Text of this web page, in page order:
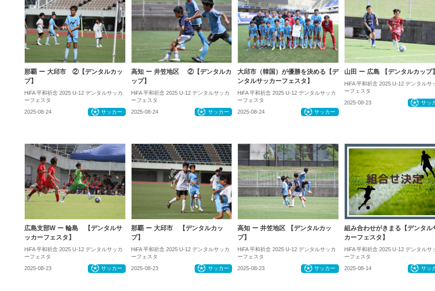
那覇 ー 大邱市 ②【デンタルカッ
プ】
HiFA 平和祈念 2025 U-12 デンタルサッカ
ーフェスタ
2025-08-24 サッカー
高知 ー 井笠地区 ②【デンタルカ
ップ】
HiFA 平和祈念 2025 U-12 デンタルサッカ
ーフェスタ
2025-08-24 サッカー
大邱市（韓国）が優勝を決める【デ
ンタルサッカーフェスタ】
HiFA 平和祈念 2025 U-12 デンタルサッカ
ーフェスタ
2025-08-24 サッカー
山田 ー 広島 【デンタルカップ
HiFA 平和祈念 2025 U-12 デンタルサ
ーフェスタ
2025-08-23 サッ
広島支部W ー 輪島 【デンタルサ
ッカーフェスタ】
HiFA 平和祈念 2025 U-12 デンタルサッカ
ーフェスタ
2025-08-23 サッカー
那覇 ー 大邱市 【デンタルカッ
プ】
HiFA 平和祈念 2025 U-12 デンタルサッカ
ーフェスタ
2025-08-23 サッカー
高知 ー 井笠地区 【デンタルカッ
プ】
HiFA 平和祈念 2025 U-12 デンタルサッカ
ーフェスタ
2025-08-23 サッカー
組み合わせがきまる【デンタル
カーフェスタ】
HiFA 平和祈念 2025 U-12 デンタルサ
ーフェスタ
2025-08-14 サッ